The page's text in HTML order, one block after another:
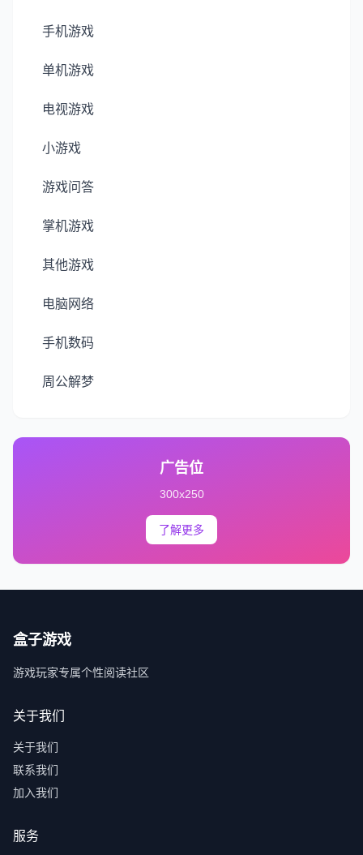
手机游戏
单机游戏
电视游戏
小游戏
游戏问答
掌机游戏
其他游戏
电脑网络
手机数码
周公解梦
广告位
300x250
了解更多
盒子游戏
游戏玩家专属个性阅读社区
关于我们
关于我们
联系我们
加入我们
服务